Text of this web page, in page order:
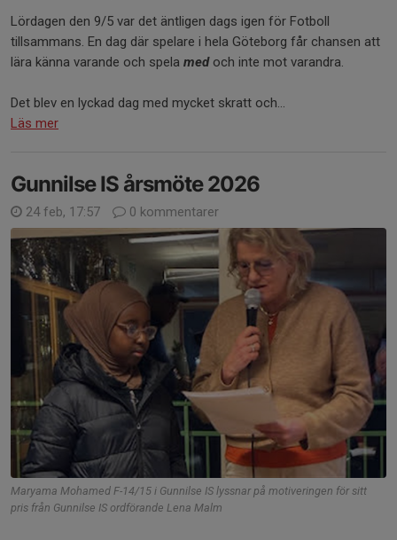
Lördagen den 9/5 var det äntligen dags igen för Fotboll
tillsammans. En dag där spelare i hela Göteborg får chansen att
lära känna varande och spela med och inte mot varandra.
Det blev en lyckad dag med mycket skratt och...
Läs mer
Gunnilse IS årsmöte 2026
24 feb, 17:57 0 kommentarer
Maryama Mohamed F-14/15 i Gunnilse IS lyssnar på motiveringen för sitt
pris från Gunnilse IS ordförande Lena Malm